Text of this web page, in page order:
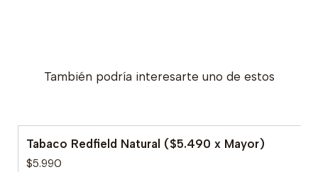
También podría interesarte uno de estos
Tabaco Redfield Natural ($5.490 x Mayor)
$5.990